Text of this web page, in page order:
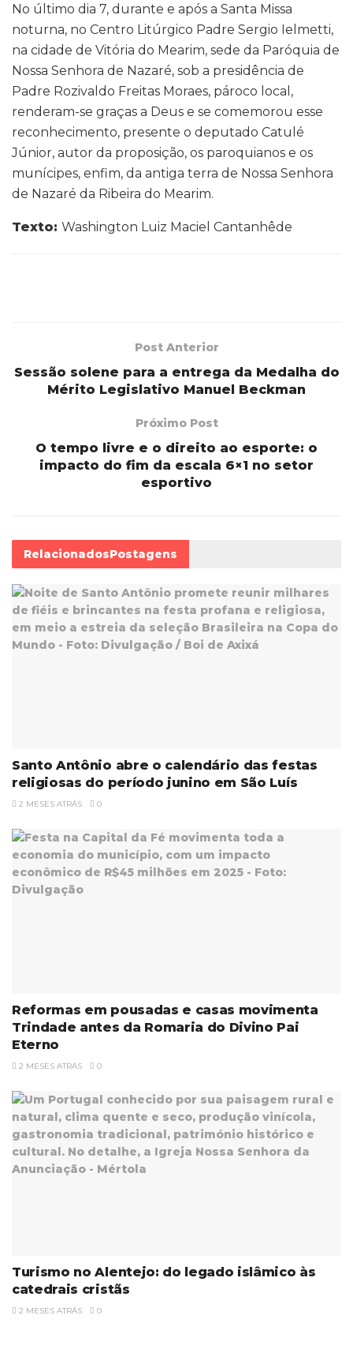
No último dia 7, durante e após a Santa Missa
noturna, no Centro Litúrgico Padre Sergio Ielmetti,
na cidade de Vitória do Mearim, sede da Paróquia de
Nossa Senhora de Nazaré, sob a presidência de
Padre Rozivaldo Freitas Moraes, pároco local,
renderam-se graças a Deus e se comemorou esse
reconhecimento, presente o deputado Catulé
Júnior, autor da proposição, os paroquianos e os
munícipes, enfim, da antiga terra de Nossa Senhora
de Nazaré da Ribeira do Mearim.
Texto: Washington Luiz Maciel Cantanhêde
Post Anterior
Sessão solene para a entrega da Medalha do
Mérito Legislativo Manuel Beckman
Próximo Post
O tempo livre e o direito ao esporte: o
impacto do fim da escala 6×1 no setor
esportivo
RelacionadosPostagens
Santo Antônio abre o calendário das festas
religiosas do período junino em São Luís
2 MESES ATRÁS 0
Reformas em pousadas e casas movimenta
Trindade antes da Romaria do Divino Pai
Eterno
2 MESES ATRÁS 0
Turismo no Alentejo: do legado islâmico às
catedrais cristãs
2 MESES ATRÁS 0